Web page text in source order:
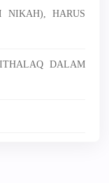
NIKAH), HARUS
DALAM